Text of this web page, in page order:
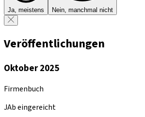
Ja, meistens Nein, manchmal nicht
Veröffentlichungen
Oktober 2025
Firmenbuch
JAb eingereicht